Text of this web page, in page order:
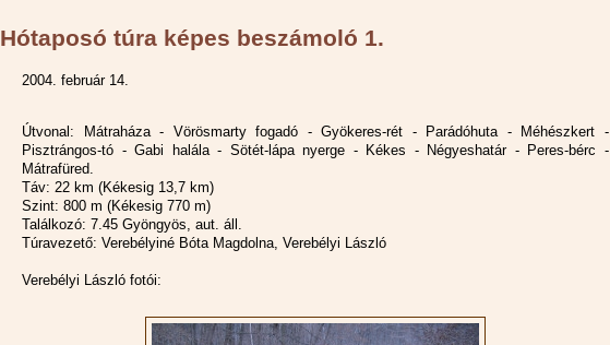
Hótaposó túra képes beszámoló 1.
2004. február 14.
Útvonal: Mátraháza - Vörösmarty fogadó - Gyökeres-rét - Parádóhuta - Méhészkert -
Pisztrángos-tó - Gabi halála - Sötét-lápa nyerge - Kékes - Négyeshatár - Peres-bérc -
Mátrafüred.
Táv: 22 km (Kékesig 13,7 km)
Szint: 800 m (Kékesig 770 m)
Találkozó: 7.45 Gyöngyös, aut. áll.
Túravezető: Verebélyiné Bóta Magdolna, Verebélyi László
Verebélyi László fotói: